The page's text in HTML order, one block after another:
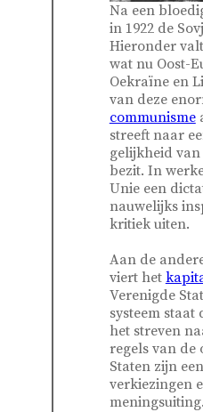
Na een
in 1922 de
Hieronder
wat nu Oost-
Oekraïne en
van deze
communisme
streeft naar
gelijkheid
bezit. In
Unie een
nauwelijks
kritiek uiten.
Aan de
viert het
Verenigde
systeem
het streven
regels van de
Staten zijn
verkiezingen
meningsuiting.